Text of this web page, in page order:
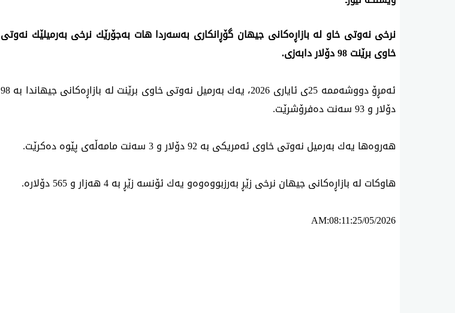
نرخی نه‌وتی خاو له‌ بازاڕە‌كانی جیهان گۆڕانكاری به‌سه‌ردا هات به‌جۆرێك نرخی‌ به‌رمیلێك نه‌وتی‌
خاوی‌ برێنت98دۆلار دابەزی‌.
ئه‌مڕۆ دووشه‌ممه‌ 25ی ئایاری‌ 2026، یه‌ك به‌رمیل نه‌وتی خاوی برێنت له‌ بازاڕه‌كانی‌ جیهاندا به‌
98
دۆلار و93سه‌نت ده‌فرۆشرێت.
هه‌روه‌ها یه‌ك به‌رمیل نه‌وتی خاوی ئه‌مریكی به‌92دۆلار و3سه‌نت مامه‌ڵه‌ی‌ پێوه‌ ده‌كرێت.
هاوكات له‌ بازاڕە‌كانی‌ جیهان نرخی زێڕ بەرزبووەوەو یه‌ك ئۆنسه‌ زێڕ به‌ 4 هه‌زار و
565دۆلاره‌.
AM:08:11:25/05/2026